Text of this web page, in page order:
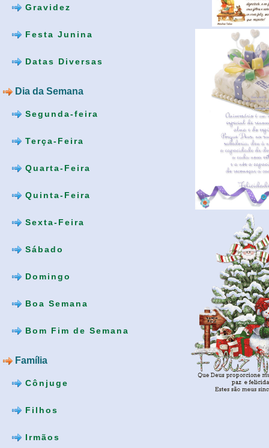
Gravidez
Festa Junina
Datas Diversas
Dia da Semana
Segunda-feira
Terça-Feira
Quarta-Feira
Quinta-Feira
Sexta-Feira
Sábado
Domingo
Boa Semana
Bom Fim de Semana
Família
Cônjuge
Filhos
Irmãos